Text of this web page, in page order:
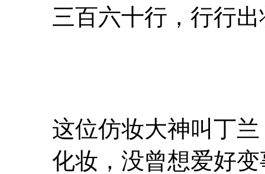
三百六十行，行行
这位仿妆大神叫丁
化妆，没曾想爱好